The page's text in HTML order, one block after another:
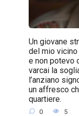
Un giovane
del mio
e non potevo
varcai la
l’anziano
un affresco
quartiere.
0 5